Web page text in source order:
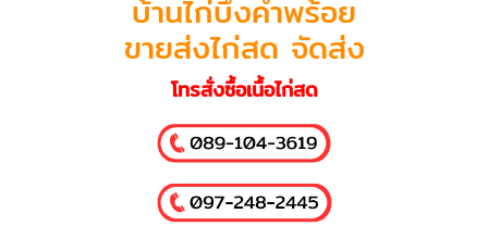
บ้านไก่บึงคำพร้อย
ขายส่งไก่สด จัดส่ง
โทรสั่งซื้อเนื้อไก่สด